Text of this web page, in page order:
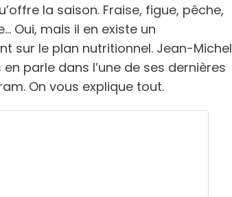
la saison. Fraise, figue, pêche,
Oui, mais il en existe un
sur le plan nutritionnel. Jean-Michel
parle dans l’une de ses dernières
On vous explique tout.